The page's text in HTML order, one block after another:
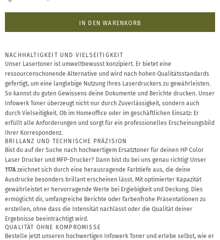
IN DEN WARENKORB
NACHHALTIGKEIT UND VIELSEITIGKEIT
Unser Lasertoner ist umweltbewusst konzipiert. Er bietet eine
ressourcenschonende Alternative und wird nach hohen Qualitätsstandards
gefertigt, um eine langlebige Nutzung Ihres Laserdruckers zu gewährleisten.
So kannst du guten Gewissens deine Dokumente und Berichte drucken. Unser
Infowerk Toner überzeugt nicht nur durch Zuverlässigkeit, sondern auch
durch Vielseitigkeit. Ob im Homeoffice oder im geschäftlichen Einsatz: Er
erfüllt alle Anforderungen und sorgt für ein professionelles Erscheinungsbild
Ihrer Korrespondenz.
BRILLANZ UND TECHNISCHE PRÄZISION
Bist du auf der Suche nach hochwertigem Ersatztoner für deinen HP Color
Laser Drucker und MFP-Drucker? Dann bist du bei uns genau richtig! Unser
117A zeichnet sich durch eine herausragende Farbtiefe aus, die deine
Ausdrucke besonders brillant erscheinen lässt. Mit optimierter Kapazität
gewährleistet er hervorragende Werte bei Ergiebigkeit und Deckung. Dies
ermöglicht dir, umfangreiche Berichte oder farbenfrohe Präsentationen zu
erstellen, ohne dass die Intensität nachlässt oder die Qualität deiner
Ergebnisse beeinträchtigt wird.
QUALITÄT OHNE KOMPROMISSE
Bestelle jetzt unseren hochwertigen Infowerk Toner und erlebe selbst, wie er